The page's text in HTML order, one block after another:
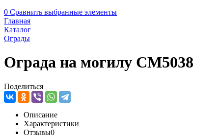
0 Сравнить выбранные элементы
Главная
Каталог
Ограды
Ограда на могилу CM5038
Поделиться
Описание
Характеристики
Отзывы0